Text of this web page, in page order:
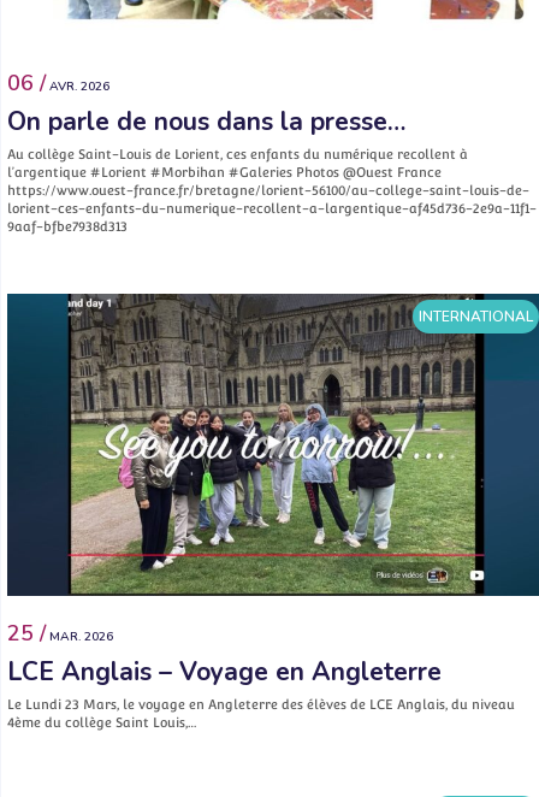
06 / AVR. 2026
On parle de nous dans la presse…
Au collège Saint-Louis de Lorient, ces enfants du numérique recollent à
l’argentique #Lorient #Morbihan #Galeries Photos @Ouest France
https://www.ouest-france.fr/bretagne/lorient-56100/au-college-saint-louis-de-
lorient-ces-enfants-du-numerique-recollent-a-largentique-af45d736-2e9a-11f1-
9aaf-bfbe7938d313
INTERNATIONAL
25 / MAR. 2026
LCE Anglais – Voyage en Angleterre
Le Lundi 23 Mars, le voyage en Angleterre des élèves de LCE Anglais, du niveau
4ème du collège Saint Louis,…